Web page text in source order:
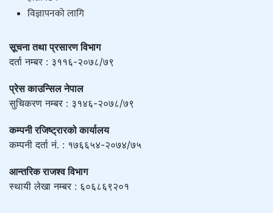
विज्ञापनको लागि
सूचना तथा प्रसारण विभाग
दर्ता नम्बर : ३११६-२०७८/७९
प्रेस काउन्सिल नेपाल
सुचिकरण नम्बर : ३१४६-२०७८/७९
कम्पनी रजिष्ट्रारको कार्यालय
कम्पनी दर्ता नं. : १७६६५४-२०७४/७५
आन्तरिक राजश्व विभाग
स्थायी लेखा नम्बर : ६०६८६९२०१